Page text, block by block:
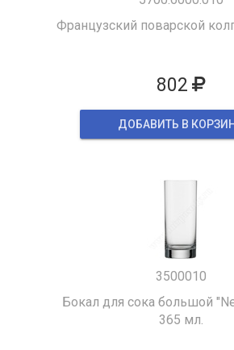
Французский поварской
802
ДОБАВИТЬ В
3500010
Бокал для сока большой
365 мл.